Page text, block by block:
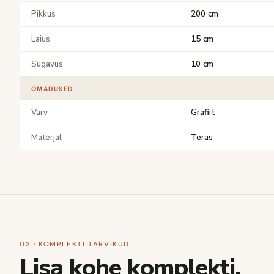
Pikkus 200 cm
Laius 15 cm
Sügavus 10 cm
OMADUSED
Värv Grafiit
Materjal Teras
03 · KOMPLEKTI TARVIKUD